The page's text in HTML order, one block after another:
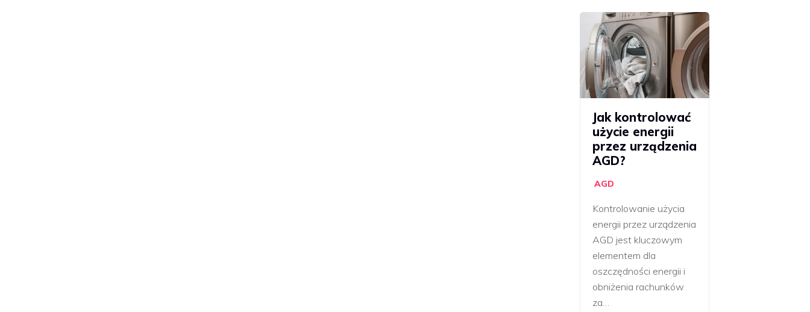
Jak kontrolować
użycie energii
przez urządzenia
AGD?
AGD
Kontrolowanie użycia
energii przez urządzenia
AGD jest kluczowym
elementem dla
oszczędności energii i
obniżenia rachunków
za…